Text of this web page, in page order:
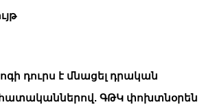
դուրս է մնացել դրական
ԳԹԿ փոխտնօրեն